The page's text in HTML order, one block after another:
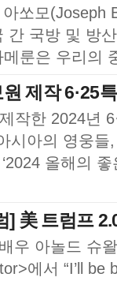
쏘모(Joseph
간 국방 및 방
룬은 우리의
제작 6·25
작한 2024년
시아의 영웅
올해의
美 트럼프
우 아놀드 슈
에서 “I’ll be